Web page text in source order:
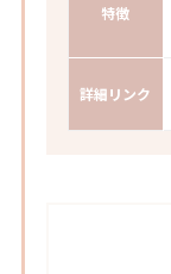
特徴
詳細リンク